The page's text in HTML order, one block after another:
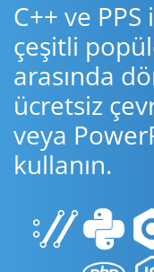
C++ ve
çeşitli
arasında
ücretsiz
veya
kullanın.